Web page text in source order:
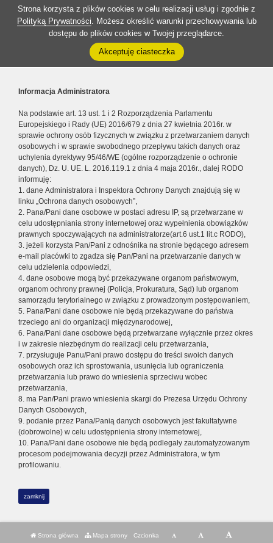
Strona korzysta z plików cookies w celu realizacji usług i zgodnie z
Polityką Prywatności. Możesz określić warunki przechowywania lub
dostępu do plików cookies w Twojej przeglądarce.
Akceptuję ciasteczka
Informacja Administratora
Na podstawie art. 13 ust. 1 i 2 Rozporządzenia Parlamentu
Europejskiego i Rady (UE) 2016/679 z dnia 27 kwietnia 2016r. w
sprawie ochrony osób fizycznych w związku z przetwarzaniem danych
osobowych i w sprawie swobodnego przepływu takich danych oraz
uchylenia dyrektywy 95/46/WE (ogólne rozporządzenie o ochronie
danych), Dz. U. UE. L. 2016.119.1 z dnia 4 maja 2016r., dalej RODO
informuję:
1. dane Administratora i Inspektora Ochrony Danych znajdują się w
linku „Ochrona danych osobowych”,
2. Pana/Pani dane osobowe w postaci adresu IP, są przetwarzane w
celu udostępniania strony internetowej oraz wypełnienia obowiązków
prawnych spoczywających na administratorze(art.6 ust.1 lit.c RODO),
3. jeżeli korzysta Pan/Pani z odnośnika na stronie będącego adresem
e-mail placówki to zgadza się Pan/Pani na przetwarzanie danych w
celu udzielenia odpowiedzi,
4. dane osobowe mogą być przekazywane organom państwowym,
organom ochrony prawnej (Policja, Prokuratura, Sąd) lub organom
samorządu terytorialnego w związku z prowadzonym postępowaniem,
5. Pana/Pani dane osobowe nie będą przekazywane do państwa
trzeciego ani do organizacji międzynarodowej,
6. Pana/Pani dane osobowe będą przetwarzane wyłącznie przez okres
i w zakresie niezbędnym do realizacji celu przetwarzania,
7. przysługuje Panu/Pani prawo dostępu do treści swoich danych
osobowych oraz ich sprostowania, usunięcia lub ograniczenia
przetwarzania lub prawo do wniesienia sprzeciwu wobec
przetwarzania,
8. ma Pan/Pani prawo wniesienia skargi do Prezesa Urzędu Ochrony
Danych Osobowych,
9. podanie przez Pana/Panią danych osobowych jest fakultatywne
(dobrowolne) w celu udostępnienia strony internetowej,
10. Pana/Pani dane osobowe nie będą podlegały zautomatyzowanym
procesom podejmowania decyzji przez Administratora, w tym
profilowaniu.
zamknij
Strona główna Mapa strony Czcionka